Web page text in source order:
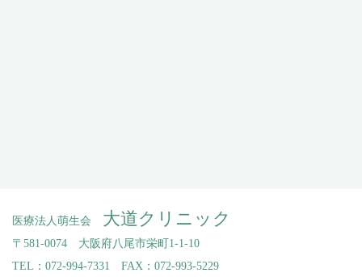
医療法人萌生会 大道クリニック
〒581-0074 大阪府八尾市栄町1-1-10
TEL：072-994-7331 FAX：072-993-5229